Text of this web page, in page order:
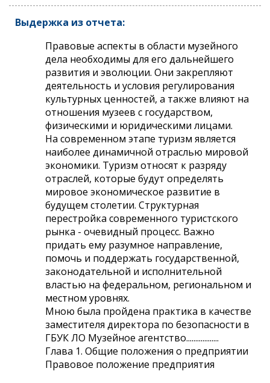
Выдержка из отчета:
Правовые аспекты в области музейного
дела необходимы для его дальнейшего
развития и эволюции. Они закрепляют
деятельность и условия регулирования
культурных ценностей, а также влияют на
отношения музеев с государством,
физическими и юридическими лицами.
На современном этапе туризм является
наиболее динамичной отраслью мировой
экономики. Туризм относят к разряду
отраслей, которые будут определять
мировое экономическое развитие в
будущем столетии. Структурная
перестройка современного туристского
рынка - очевидный процесс. Важно
придать ему разумное направление,
помочь и поддержать государственной,
законодательной и исполнительной
властью на федеральном, региональном и
местном уровнях.
Мною была пройдена практика в качестве
заместителя директора по безопасности в
ГБУК ЛО Музейное агентство..................
Глава 1. Общие положения о предприятии
Правовое положение предприятия